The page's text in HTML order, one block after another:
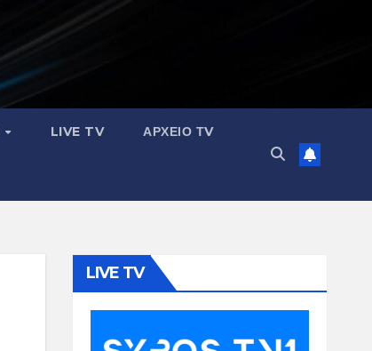
LIVE TV ΑΡΧΕΙΟ ΤV
LIVE TV